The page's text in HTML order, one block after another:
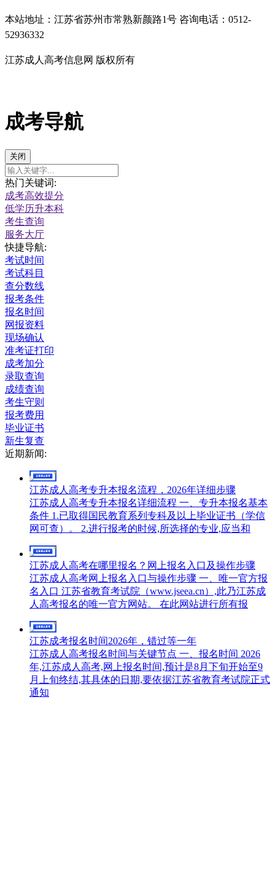
本站地址：江苏省苏州市常熟新颜路1号 咨询电话：0512-
52936332
江苏成人高考信息网 版权所有
成考导航
关闭
热门关键词:
成考高效提分
低学历升本科
考生查询
服务大厅
快捷导航:
考试时间
考试科目
查分数线
报考条件
报名时间
网报资料
现场确认
准考证打印
成考加分
录取查询
成绩查询
考生守则
报考费用
毕业证书
新生复查
近期新闻:
江苏成人高考专升本报名流程，2026年详细步骤
江苏成人高考专升本报名详细流程 一、专升本报名基本
条件 1.已取得国民教育系列专科及以上毕业证书（学信
网可查）。 2.进行报考的时候,所选择的专业,应当和
江苏成人高考在哪里报名？网上报名入口及操作步骤
江苏成人高考网上报名入口与操作步骤 一、唯一官方报
名入口 江苏省教育考试院（www.jseea.cn）,此乃江苏成
人高考报名的唯一官方网站。 在此网站进行所有报
江苏成考报名时间2026年，错过等一年
江苏成人高考报名时间与关键节点 一、报名时间 2026
年,江苏成人高考,网上报名时间,预计是8月下旬开始至9
月上旬终结,其具体的日期,要依据江苏省教育考试院正式
通知